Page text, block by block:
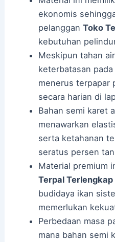
ekonomis
pelanggan Toko
kebutuhan
Meskipun tahan
keterbatasan
menerus terpapar
secara harian di
Bahan semi karet
menawarkan
serta ketahanan
seratus persen
Material premium
Terpal Terlengkap
budidaya ikan
memerlukan
Perbedaan masa
mana bahan semi